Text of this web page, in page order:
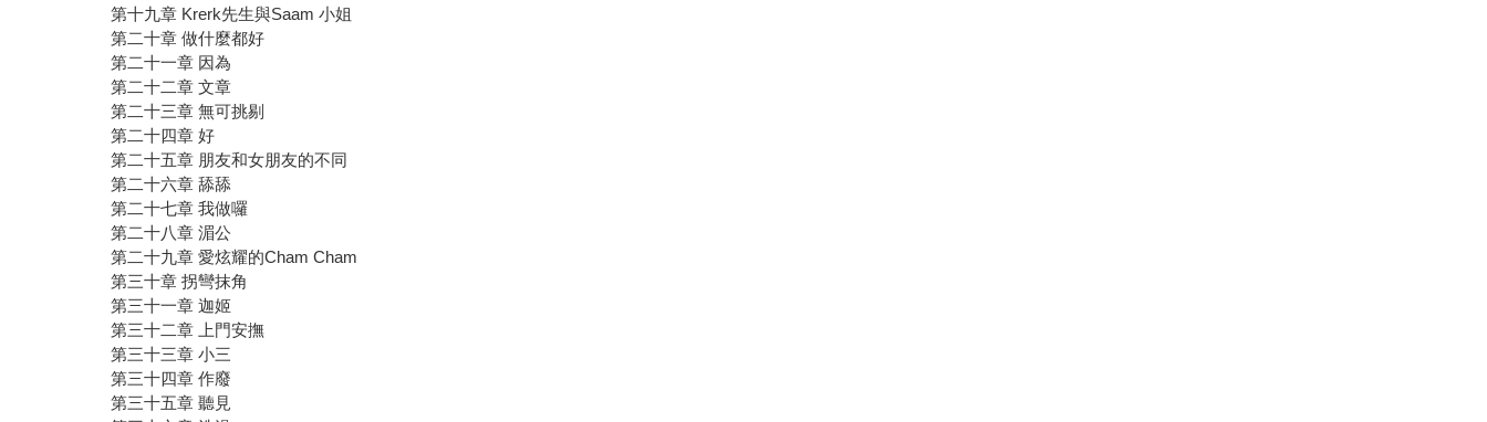
第十九章 Krerk先生與Saam 小姐
第二十章 做什麼都好
第二十一章 因為
第二十二章 文章
第二十三章 無可挑剔
第二十四章 好
第二十五章 朋友和女朋友的不同
第二十六章 舔舔
第二十七章 我做囉
第二十八章 湄公
第二十九章 愛炫耀的Cham Cham
第三十章 拐彎抹角
第三十一章 迦姬
第三十二章 上門安撫
第三十三章 小三
第三十四章 作廢
第三十五章 聽見